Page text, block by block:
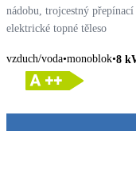
Na
nádobu, trojcestný
elektrické topné těleso
vzduch/voda monoblok 8